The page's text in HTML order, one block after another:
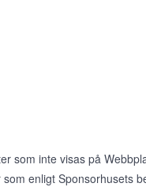
som inte visas på
enligt Sponsorhusets